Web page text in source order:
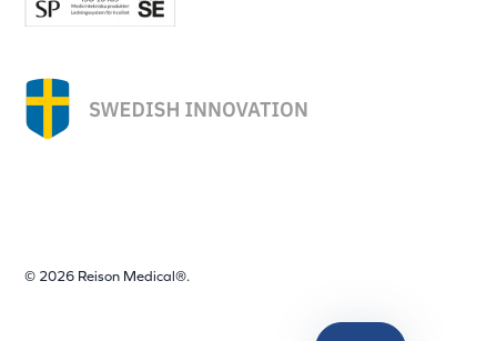
© 2026 Reison Medical®.